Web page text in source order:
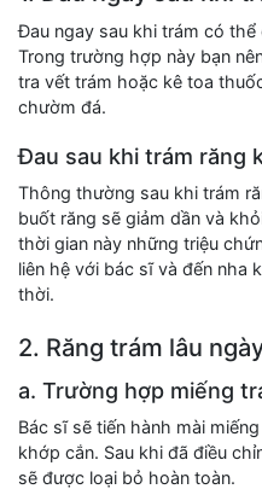
Đau ngay sau khi trám có
Trong trường hợp này bạn
tra vết trám hoặc kê toa
chườm đá.
Đau sau khi trám răng
Thông thường sau khi trám
buốt răng sẽ giảm dần và
thời gian này những triệu
liên hệ với bác sĩ và đến nha
thời.
2. Răng trám lâu
a. Trường hợp miếng
Bác sĩ sẽ tiến hành mài
khớp cắn. Sau khi đã điều
sẽ được loại bỏ hoàn toàn.